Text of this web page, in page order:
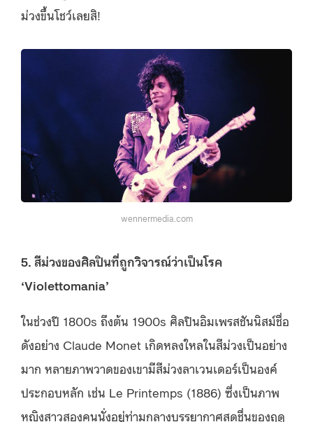
ม่วงขึ้นโชว์เลยสิ!
wennermedia.com
5. สีม่วงของศิลปินที่ถูกวิจารณ์ว่าเป็นโรค
‘Violettomania’
ในช่วงปี 1800s ถึงต้น 1900s ศิลปินอิมเพรสชันนิสม์ชื่อ
ดังอย่าง Claude Monet เกิดหลงใหลในสีม่วงเป็นอย่าง
มาก หลายภาพวาดของเขามีสีม่วงลาเวนเดอร์เป็นองค์
ประกอบหลัก เช่น Le Printemps (1886) ซึ่งเป็นภาพ
หญิงสาวสองคนนั่งอยู่ท่ามกลางบรรยากาศสดชื่นของฤดู